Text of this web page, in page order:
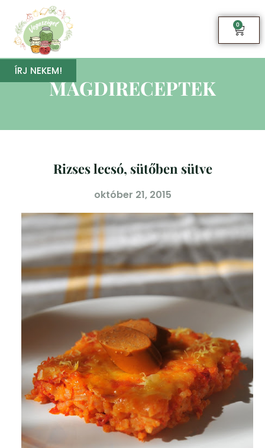
0
ÍRJ NEKEM!
MAGDIRECEPTEK
Rizses lecsó, sütőben sütve
október 21, 2015